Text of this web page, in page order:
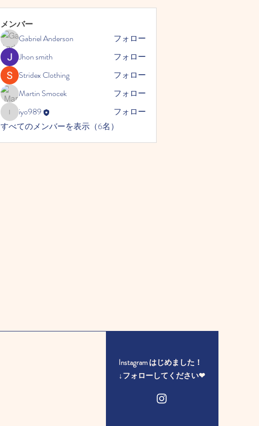
メンバー
Gabriel Anderson
フォロー
Jhon smith
フォロー
Stridex Clothing
フォロー
Martin Smocek
フォロー
iyo989iyo989
フォロー
すべてのメンバーを表示（6名）
Instagram はじめました！
​↓フォローしてください❤︎